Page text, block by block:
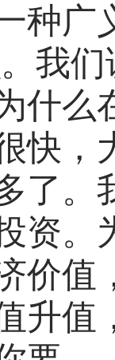
种广
我
什么
快，
了。
资。
价值
升值